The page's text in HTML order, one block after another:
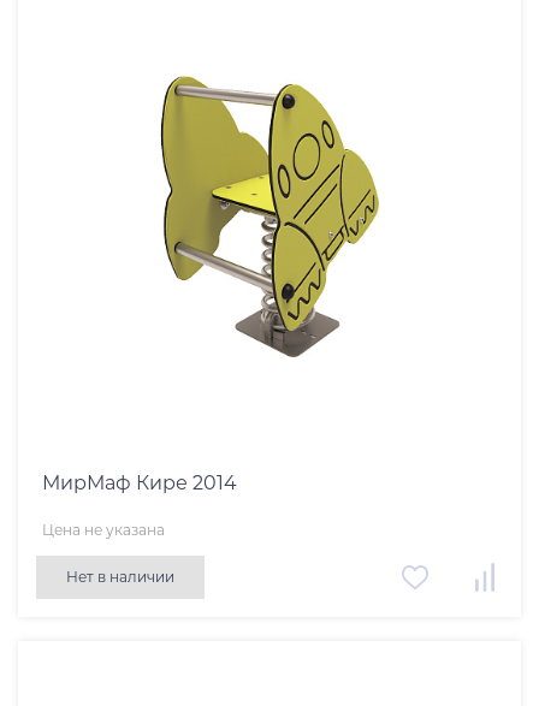
МирМаф Кире 2014
Цена не указана
Нет в наличии